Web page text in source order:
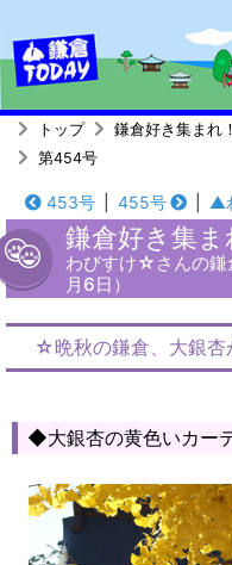
トップ 鎌倉好き集まれ！
第454号
453号 455号 ▲
鎌倉好き集ま
わびすけ☆さんの
月6日）
☆晩秋の鎌倉、大銀杏
◆大銀杏の黄色いカー